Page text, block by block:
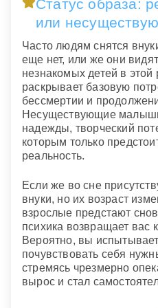
Статус образа:
или
Часто людям снятся
еще нет, или же они
незнакомых детей в этой
раскрывает базовую
бессмертии и
Несуществующие
надежды, творческий
которым только
реальность.
Если же во сне
внуки, но их возраст
взрослые предстают
психика возвращает вас
Вероятно, вы
почувствовать себя
стремясь чрезмерно
вырос и стал